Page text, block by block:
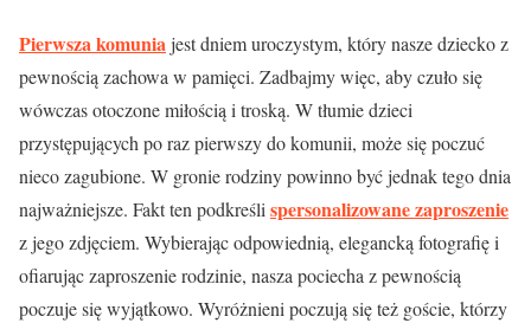
Pierwsza komuniajest dniem uroczystym, który nasze dziecko z
pewnością zachowa w pamięci. Zadbajmy więc, aby czuło się
wówczas otoczone miłością i troską. W tłumie dzieci
przystępujących po raz pierwszy do komunii, może się poczuć
nieco zagubione. W gronie rodziny powinno być jednak tego dnia
najważniejsze. Fakt ten podkreśli spersonalizowane zaproszenie
z jego zdjęciem. Wybierając odpowiednią, elegancką fotografię i
ofiarując zaproszenie rodzinie, nasza pociecha z pewnością
poczuje się wyjątkowo. Wyróżnieni poczują się też goście, którzy